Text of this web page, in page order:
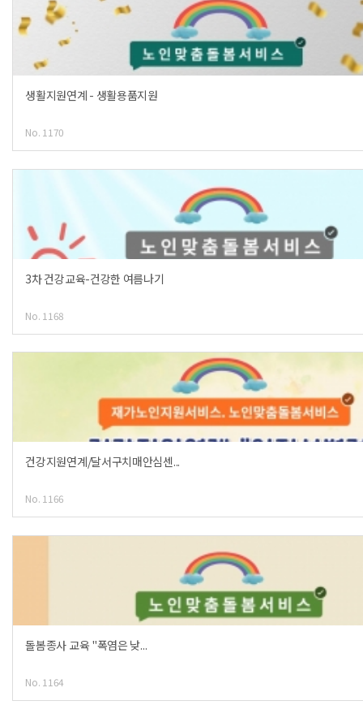
생활지원연계 - 생활용품지원
No. 1170
3차 건강교육-건강한 여름나기
No. 1168
건강지원연계/달서구치매안심센...
No. 1166
돌봄종사 교육 "폭염은 낮...
No. 1164